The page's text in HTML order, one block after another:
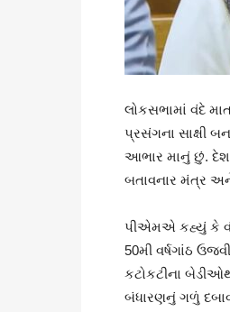
લોકસભામાં વંદે
પ્રસંગના સાક્ષી
આભાર માનું છું.
બતાવનાર મંત્ર
પીએમએ કહ્યું કે વંદે
50મી વર્ષગાંઠ
કટોકટીના
બંધારણનું ગળું